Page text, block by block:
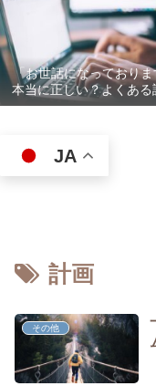
「お世話になっており
本当に正しい？よくある
選
JA
計画
その他